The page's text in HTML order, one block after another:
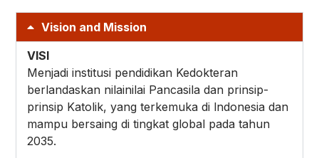
Vision and Mission
VISI
Menjadi institusi pendidikan Kedokteran
berlandaskan nilainilai Pancasila dan prinsip-
prinsip Katolik, yang terkemuka di lndonesia dan
mampu bersaing di tingkat global pada tahun
2035.